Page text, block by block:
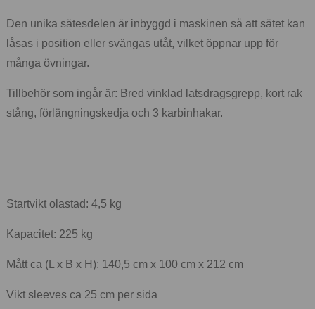
Den unika sätesdelen är inbyggd i maskinen så att sätet kan
låsas i position eller svängas utåt, vilket öppnar upp för
många övningar.
Tillbehör som ingår är: Bred vinklad latsdragsgrepp, kort rak
stång, förlängningskedja och 3 karbinhakar.
Startvikt olastad: 4,5 kg
Kapacitet: 225 kg
Mått ca (L x B x H): 140,5 cm x 100 cm x 212 cm
Vikt sleeves ca 25 cm per sida